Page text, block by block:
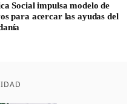
Social impulsa modelo de
para acercar las ayudas del